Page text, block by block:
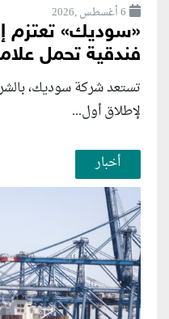
6 أغسطس ,2026
«سوديك» تعتزم
فندقية تحمل
تستعد شركة سوديك،
لإطلاق أول...
أخبار